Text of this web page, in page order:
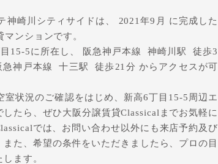
神崎川シティサイドは、 2021年9月 に完成した
ンションです。
15-5に所在し、 阪急神戸本線 神崎川駅 徒歩3
神戸本線 十三駅 徒歩21分 からアクセスが可
状況のご確認をはじめ、新高6丁目15-5周辺エ
たら、ぜひ大阪分譲賃貸Classicalまでお気軽に
では、お問い合わせ以外にも来店予約及び
た、希望の条件をいただきましたら、プロの目
ます。